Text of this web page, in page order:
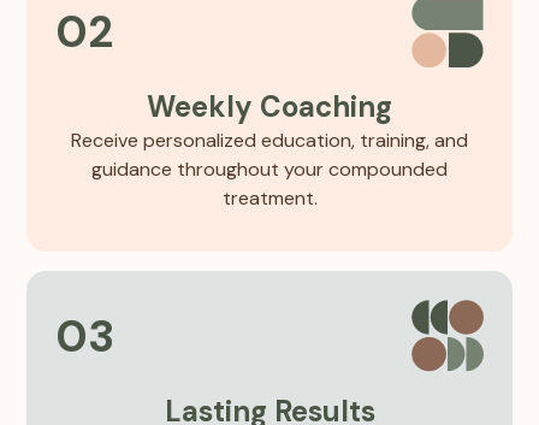
02
Weekly Coaching
Receive personalized education, training, and
guidance throughout your compounded
treatment.
03
Lasting Results